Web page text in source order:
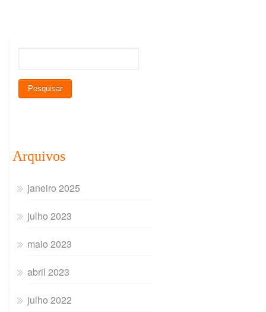
Arquivos
janeiro 2025
julho 2023
maio 2023
abril 2023
julho 2022